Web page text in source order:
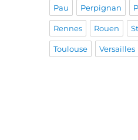
Pau Perpignan
Rennes Rouen
Toulouse Versailles